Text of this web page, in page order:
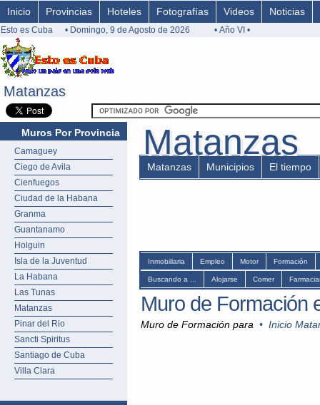
Matanzas
Matanzas
Inicio Provincias Hoteles Fotografías Videos Noticias
Esto es Cuba • Domingo, 9 de Agosto de 2026 • Año VI •
Muros Por Provincia
Camaguey
Ciego de Avila
Cienfuegos
Ciudad de la Habana
Granma
Guantanamo
Holguin
Isla de la Juventud
La Habana
Las Tunas
Matanzas
Pinar del Rio
Sancti Spiritus
Santiago de Cuba
Villa Clara
Matanzas
Matanzas
Matanzas Municipios El tiempo
Inmobiliaria Empleo Motor Formación
Buscando a ... Alojarse Comer
Muro de Formación
Muro de Formación para • Inicio